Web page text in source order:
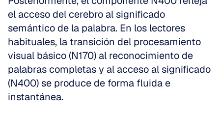
el acceso del cerebro al significado
semántico de la palabra. En los lectores
habituales, la transición del procesamiento
visual básico (N170) al reconocimiento de
palabras completas y al acceso al significado
(N400) se produce de forma fluida e
instantánea.